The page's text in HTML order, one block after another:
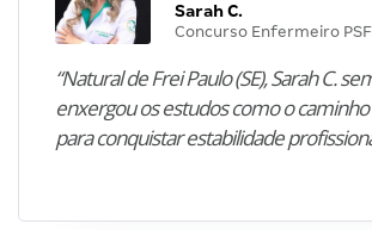
Sarah C.
Concurso Enfermeiro PSF
“Natural de Frei Paulo (SE), Sarah C.
enxergou os estudos como o
para conquistar estabilidade